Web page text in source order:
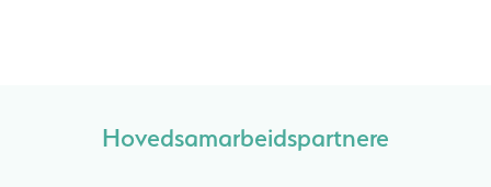
Hovedsamarbeidspartnere